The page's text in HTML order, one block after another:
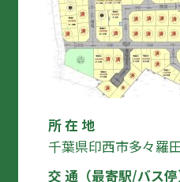
所 在 地
千葉県印西市多々羅
交 通（最寄駅/バス停